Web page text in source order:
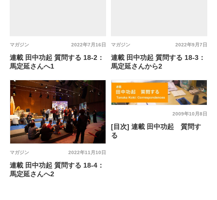
2022年7月16日
マガジン
連載 田中功起 質問する 18-2：
馬定延さんへ1
2022年9月7日
マガジン
連載 田中功起 質問する 18-3：
馬定延さんから2
2022年11月10日
マガジン
連載 田中功起 質問する 18-4：
馬定延さんへ2
2009年10月8日
[目次] 連載 田中功起 質問す
る